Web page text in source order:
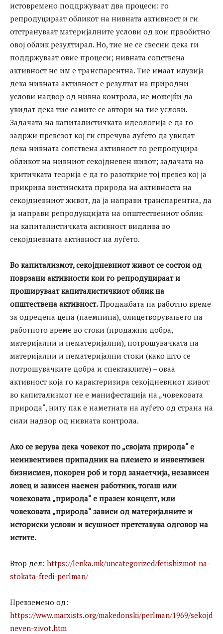
истовремено поддржуваат два процеси: го
репродуцираат обликот на нивната активност и ги
отстрануваат материјалните услови од кои првобитно
овој облик резултирал. Но, тие не се свесни дека ги
поддржуваат овие процеси; нивната сопствена
активност не им е транспарентна. Тие имаат илузија
дека нивната активност е резултат на природни
услови надвор од нивна контрола, не можејќи да
увидат дека тие самите се автори на тие услови.
Задачата на капиталистичката идеологија е да го
задржи превезот кој ги спречува луѓето да увидат
дека нивната сопствена активност го репродуцира
обликот на нивниот секојдневен живот; задачата на
критичката теорија е да го разоткрие тој превез кој ја
прикрива вистинската природа на активноста на
секојдневниот живот, да ја направи транспарентна, да
ја направи репродукцијата на општествениот облик
на капиталистичката активност видлива во
секојдневната активност на луѓето.
Во капитализмот, секојдневниот живот се состои од
поврзани активности кои го репродуцираат и
прошируваат капиталистичкиот облик на
општествена активност. Продажбата на работно време
за одредена цена (наемнина), олицетворувањето на
работното време во стоки (продажни добра,
материјални и нематеријални), потрошувачката на
материјални и нематеријални стоки (како што се
потрошувачките добра и спектаклите) – оваа
активност која го карактеризира секојдневниот живот
во капитализмот не е манифестација на „човековата
природа“, ниту пак е наметната на луѓето од страна на
сили надвор од нивната контрола.
Ако се верува дека човекот по „својата природа“ е
неинвентивен припадник на племето и инвентивен
бизнисмен, покорен роб и горд занаетчија, независен
ловец и зависен наемен работник, тогаш или
човековата „природа“ е празен концепт, или
човековата „природа“ зависи од материјалните и
историски услови и всушност претставува одговор на
истите.
Втор дел: https://lenka.mk/uncategorized/fetishizmot-na-
stokata-fredi-perlman/
Превземено од:
https://www.marxists.org/makedonski/perlman/1969/sekojd
neven-zivot.htm